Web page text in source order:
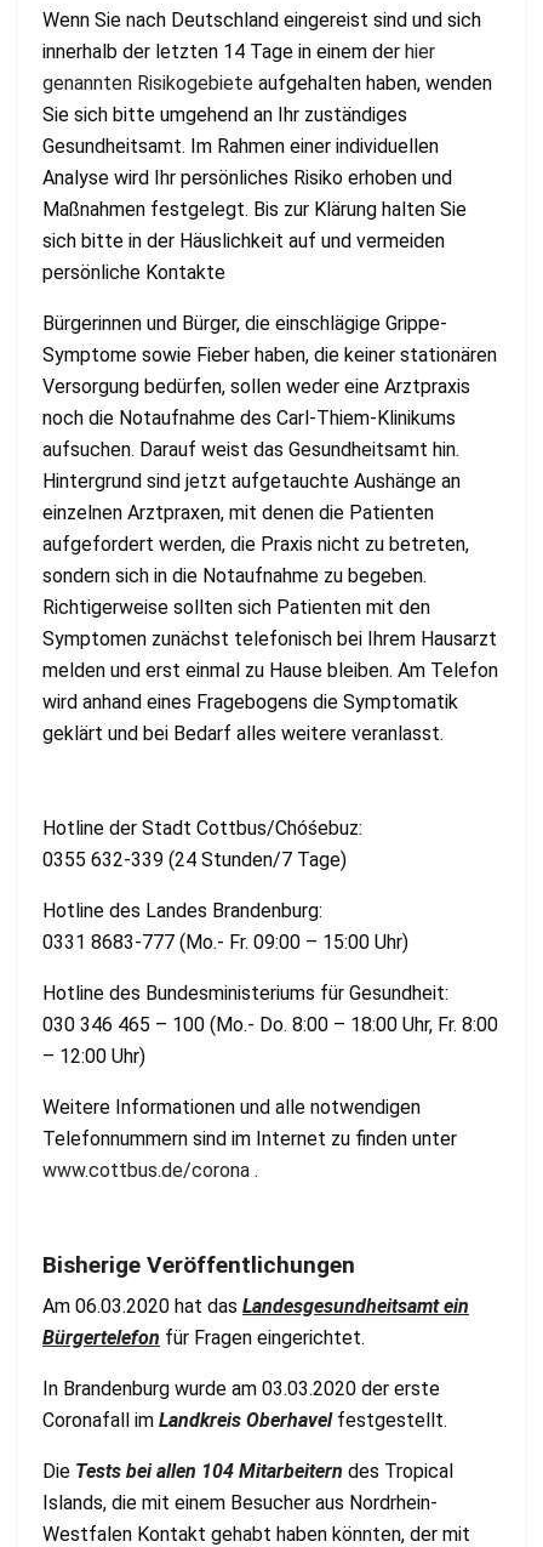
Wenn Sie nach Deutschland eingereist sind und sich
innerhalb der letzten 14 Tage in einem der hier
genannten Risikogebiete aufgehalten haben, wenden
Sie sich bitte umgehend an Ihr zuständiges
Gesundheitsamt. Im Rahmen einer individuellen
Analyse wird Ihr persönliches Risiko erhoben und
Maßnahmen festgelegt. Bis zur Klärung halten Sie
sich bitte in der Häuslichkeit auf und vermeiden
persönliche Kontakte
Bürgerinnen und Bürger, die einschlägige Grippe-
Symptome sowie Fieber haben, die keiner stationären
Versorgung bedürfen, sollen weder eine Arztpraxis
noch die Notaufnahme des Carl-Thiem-Klinikums
aufsuchen. Darauf weist das Gesundheitsamt hin.
Hintergrund sind jetzt aufgetauchte Aushänge an
einzelnen Arztpraxen, mit denen die Patienten
aufgefordert werden, die Praxis nicht zu betreten,
sondern sich in die Notaufnahme zu begeben.
Richtigerweise sollten sich Patienten mit den
Symptomen zunächst telefonisch bei Ihrem Hausarzt
melden und erst einmal zu Hause bleiben. Am Telefon
wird anhand eines Fragebogens die Symptomatik
geklärt und bei Bedarf alles weitere veranlasst.
Hotline der Stadt Cottbus/Chóśebuz:
0355 632-339 (24 Stunden/7 Tage)
Hotline des Landes Brandenburg:
0331 8683-777 (Mo.- Fr. 09:00 – 15:00 Uhr)
Hotline des Bundesministeriums für Gesundheit:
030 346 465 – 100 (Mo.- Do. 8:00 – 18:00 Uhr, Fr. 8:00
– 12:00 Uhr)
Weitere Informationen und alle notwendigen
Telefonnummern sind im Internet zu finden unter
www.cottbus.de/corona .
Bisherige Veröffentlichungen
Am 06.03.2020 hat das Landesgesundheitsamt ein
Bürgertelefon für Fragen eingerichtet.
In Brandenburg wurde am 03.03.2020 der erste
Coronafall im Landkreis Oberhavelfestgestellt.
Die Tests bei allen 104 Mitarbeitern des Tropical
Islands, die mit einem Besucher aus Nordrhein-
Westfalen Kontakt gehabt haben könnten, der mit